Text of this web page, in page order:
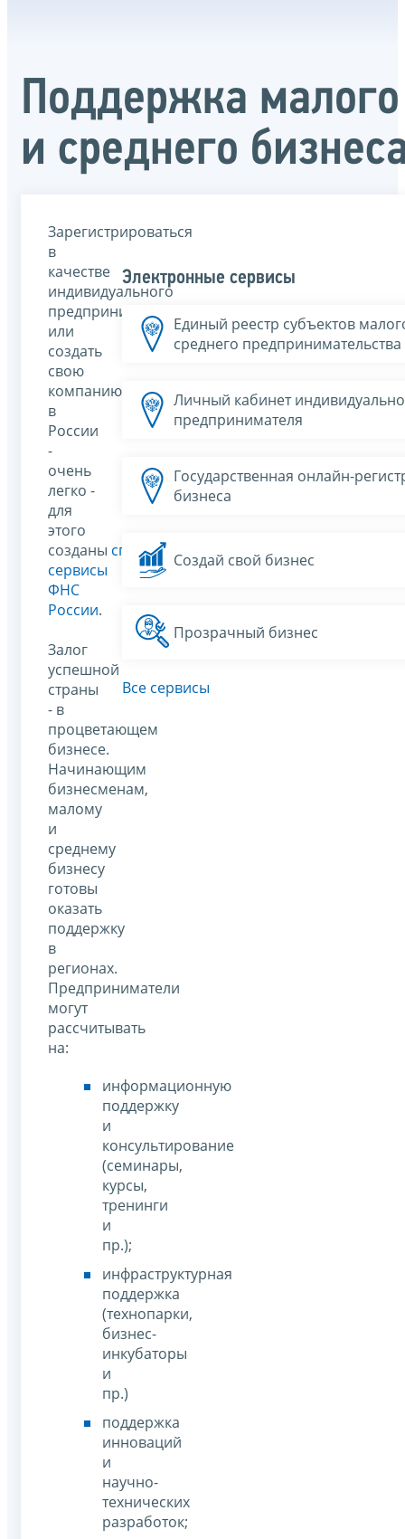
Поддержка малого
и среднего
Зарегистрироваться
в
качестве
индивидуального
предпринимателя
или
создать
свою
компанию
в
России
-
очень
легко -
для
этого
созданы специальные
сервисы
ФНС
России.
Залог
успешной
страны
- в
процветающем
бизнесе.
Начинающим
бизнесменам,
малому
и
среднему
бизнесу
готовы
оказать
поддержку
в
регионах.
Предприниматели
могут
рассчитывать
на:
информационную
поддержку
и
консультирование
(семинары,
курсы,
тренинги
и
пр.);
инфраструктурная
поддержка
(технопарки,
бизнес-
инкубаторы
и
пр.)
поддержка
инноваций
и
научно-
технических
разработок;
Электронные сервисы
Единый реестр субъектов
среднего предпринимательства
Личный кабинет
предпринимателя
Государственная онлайн-
бизнеса
Создай свой бизнес
Прозрачный бизнес
Все сервисы